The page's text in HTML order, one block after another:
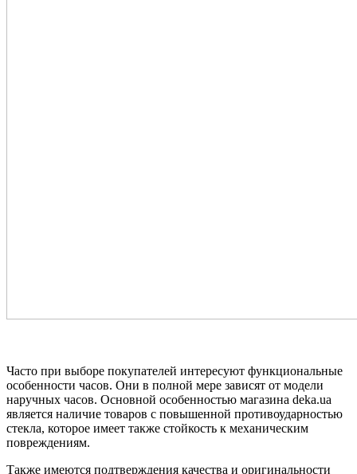
Часто при выборе покупателей интересуют функциональные
особенности часов. Они в полной мере зависят от модели
наручных часов. Основной особенностью магазина deka.ua
является наличие товаров с повышенной противоударностью
стекла, которое имеет также стойкость к механическим
повреждениям.
Также имеются подтверждения качества и оригинальности